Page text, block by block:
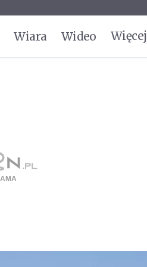
Wiara Wideo Więcej